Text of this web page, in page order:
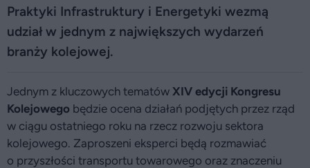
Praktyki Infrastruktury i Energetyki wezmą
udział w jednym z największych wydarzeń
branży kolejowej.
Jednym z kluczowych tematów XIV edycji Kongresu
Kolejowego będzie ocena działań podjętych przez rząd
w ciągu ostatniego roku na rzecz rozwoju sektora
kolejowego. Zaproszeni eksperci będą rozmawiać
o przyszłości transportu towarowego oraz znaczeniu